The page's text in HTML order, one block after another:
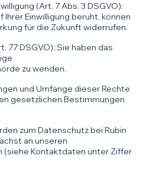
(Art. 7 Abs. 3 DSGVO):
Einwilligung beruht, können
für die Zukunft widerrufen.
77 DSGVO): Sie haben das
zu wenden.
und Umfänge dieser Rechte
gesetzlichen Bestimmungen
zum Datenschutz bei Rubin
an unseren
Kontaktdaten unter Ziffer